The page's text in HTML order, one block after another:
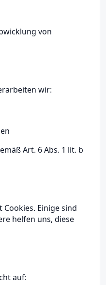
von
wir:
Art. 6 Abs. 1 lit. b
Einige sind
helfen uns, diese
auf: